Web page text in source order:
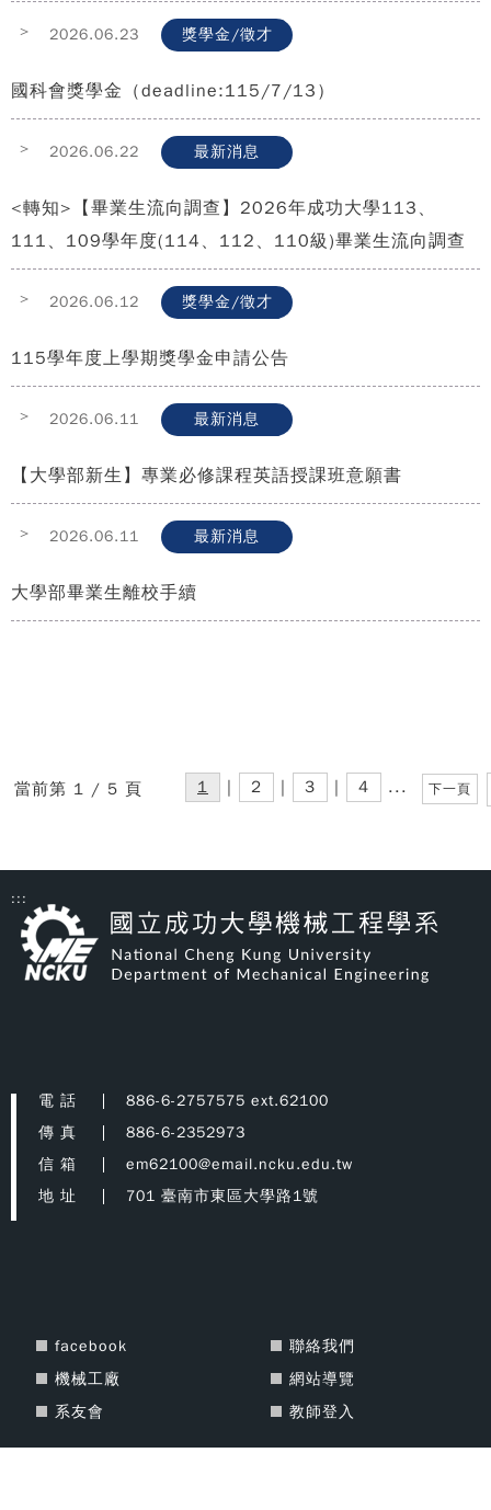
> 2026.06.23 獎學金/徵才
國科會獎學金（deadline:115/7/13）
> 2026.06.22 最新消息
<轉知>【畢業生流向調查】2026年成功大學113、
111、109學年度(114、112、110級)畢業生流向調查
> 2026.06.12 獎學金/徵才
115學年度上學期獎學金申請公告
> 2026.06.11 最新消息
【大學部新生】專業必修課程英語授課班意願書
> 2026.06.11 最新消息
大學部畢業生離校手續
當前第 1 / 5 頁 1 | 2 | 3 | 4 ... 下一頁
:::
電 話
886-6-2757575 ext.62100
傳 真
886-6-2352973
信 箱
em62100@email.ncku.edu.tw
地 址
701 臺南市東區大學路1號
facebook
機械工廠
系友會
聯絡我們
網站導覽
教師登入